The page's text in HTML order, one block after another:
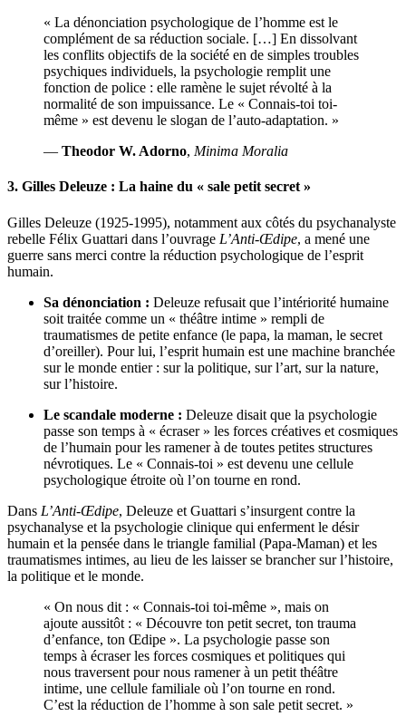
« La dénonciation psychologique de l’homme est le
complément de sa réduction sociale. […] En dissolvant
les conflits objectifs de la société en de simples troubles
psychiques individuels, la psychologie remplit une
fonction de police : elle ramène le sujet révolté à la
normalité de son impuissance. Le « Connais-toi toi-
même » est devenu le slogan de l’auto-adaptation. »
— Theodor W. Adorno, Minima Moralia
3. Gilles Deleuze : La haine du « sale petit secret »
Gilles Deleuze (1925-1995), notamment aux côtés du psychanalyste
rebelle Félix Guattari dans l’ouvrage L’Anti-Œdipe, a mené une
guerre sans merci contre la réduction psychologique de l’esprit
humain.
Sa dénonciation : Deleuze refusait que l’intériorité humaine
soit traitée comme un « théâtre intime » rempli de
traumatismes de petite enfance (le papa, la maman, le secret
d’oreiller). Pour lui, l’esprit humain est une machine branchée
sur le monde entier : sur la politique, sur l’art, sur la nature,
sur l’histoire.
Le scandale moderne : Deleuze disait que la psychologie
passe son temps à « écraser » les forces créatives et cosmiques
de l’humain pour les ramener à de toutes petites structures
névrotiques. Le « Connais-toi » est devenu une cellule
psychologique étroite où l’on tourne en rond.
Dans L’Anti-Œdipe, Deleuze et Guattari s’insurgent contre la
psychanalyse et la psychologie clinique qui enferment le désir
humain et la pensée dans le triangle familial (Papa-Maman) et les
traumatismes intimes, au lieu de les laisser se brancher sur l’histoire,
la politique et le monde.
« On nous dit : « Connais-toi toi-même », mais on
ajoute aussitôt : « Découvre ton petit secret, ton trauma
d’enfance, ton Œdipe ». La psychologie passe son
temps à écraser les forces cosmiques et politiques qui
nous traversent pour nous ramener à un petit théâtre
intime, une cellule familiale où l’on tourne en rond.
C’est la réduction de l’homme à son sale petit secret. »